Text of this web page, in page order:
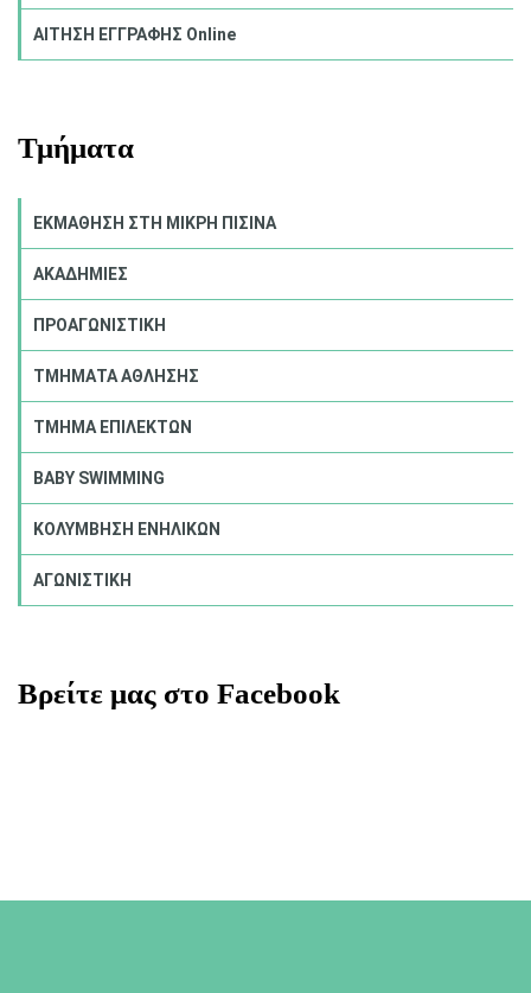
ΑΙΤΗΣΗ ΕΓΓΡΑΦΗΣ Online
Τμήματα
ΕΚΜΑΘΗΣΗ ΣΤΗ ΜΙΚΡΗ ΠΙΣΙΝΑ
ΑΚΑΔΗΜΙΕΣ
ΠΡΟΑΓΩΝΙΣΤΙΚΗ
ΤΜΗΜΑΤΑ ΑΘΛΗΣΗΣ
ΤΜΗΜΑ ΕΠΙΛΕΚΤΩΝ
BABY SWIMMING
ΚΟΛΥΜΒΗΣΗ ΕΝΗΛΙΚΩΝ
ΑΓΩΝΙΣΤΙΚΗ
Βρείτε μας στο Facebook